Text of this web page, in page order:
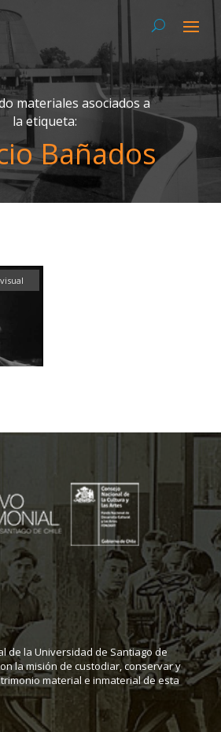
materiales asociados a
la etiqueta:
Bañados
de la Universidad de Santiago de
la misión de custodiar, conservar y
material e inmaterial de esta